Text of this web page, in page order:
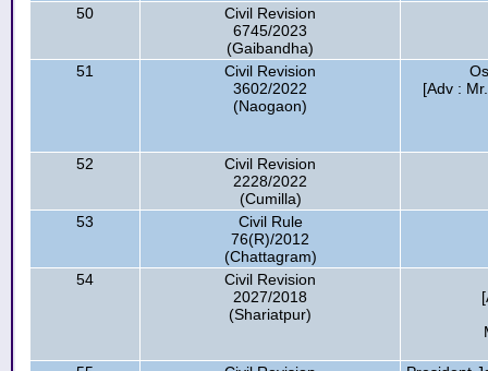
50
Civil Revision
6745/2023
(Gaibandha)
51
Civil Revision
3602/2022
(Naogaon)
[Adv :
52
Civil Revision
2228/2022
(Cumilla)
53
Civil Rule
76(R)/2012
(Chattagram)
54
Civil Revision
2027/2018
(Shariatpur)